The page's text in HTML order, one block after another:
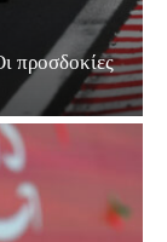
προσδοκίες